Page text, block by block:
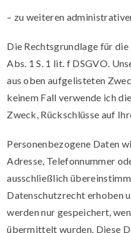
– zu weiteren
Die Rechtsgrundlage für
Abs. 1 S. 1 lit. f DSGVO.
aus oben aufgelisteten
keinem Fall verwende ich
Zweck, Rückschlüsse auf
Personenbezogene Daten
Adresse, Telefonnummer
ausschließlich
Datenschutzrecht erhoben
werden nur gespeichert,
übermittelt wurden. Diese